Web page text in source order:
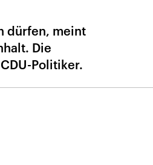
dürfen, meint
Die
Politiker.